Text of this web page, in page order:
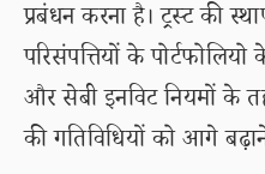
प्रबंधन करना है। ट्रस्ट की
परिसंपत्तियों के
और सेबी इनविट नियमों के
की गतिविधियों को आगे